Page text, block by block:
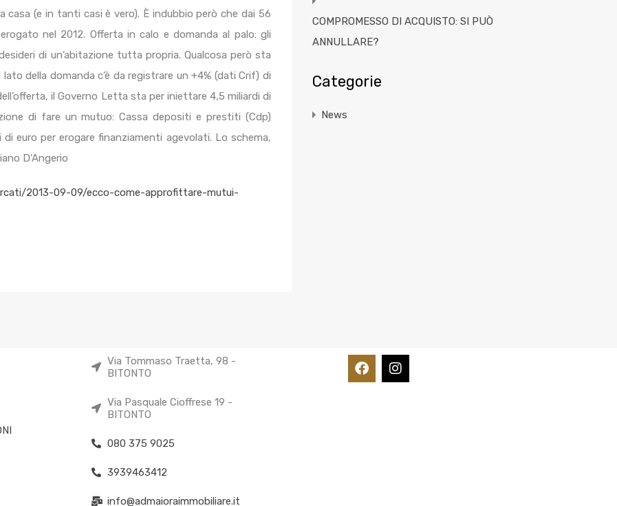
casa (e in tanti casi è vero). È indubbio però che dai 56
nel 2012. Offerta in calo e domanda al palo: gli
di un’abitazione tutta propria. Qualcosa però sta
della domanda c’è da registrare un +4% (dati Crif) di
il Governo Letta sta per iniettare 4,5 miliardi di
di fare un mutuo: Cassa depositi e prestiti (Cdp)
euro per erogare finanziamenti agevolati. Lo schema,
D’Angerio
2013-09-09/ecco-come-approfittare-mutui-
COMPROMESSO DI ACQUISTO: SI PUÒ
ANNULLARE?
Categorie
News
Via Tommaso Traetta, 98 -
BITONTO
Via Pasquale Cioffrese 19 -
BITONTO
080 375 9025
3939463412
info@admaioraimmobiliare.it